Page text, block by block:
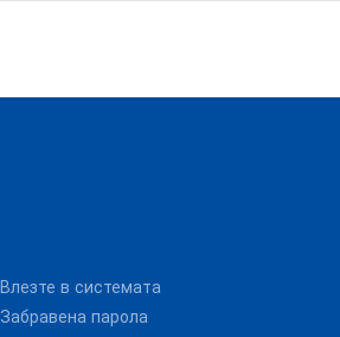
Влезте в системата
Забравена парола